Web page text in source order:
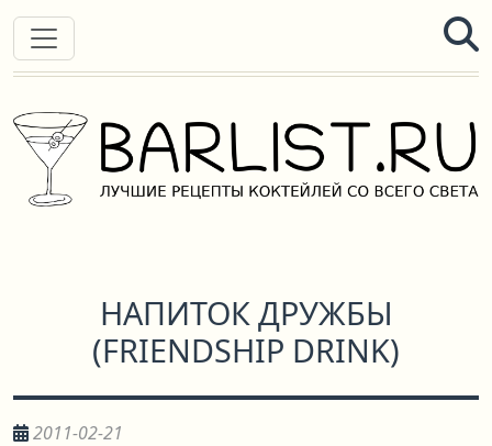
НАПИТОК ДРУЖБЫ
(FRIENDSHIP DRINK)
2011-02-21